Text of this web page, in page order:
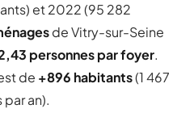
et 2022 (95 282
de Vitry-sur-Seine
personnes par foyer.
de +896 habitants(1 467
an).